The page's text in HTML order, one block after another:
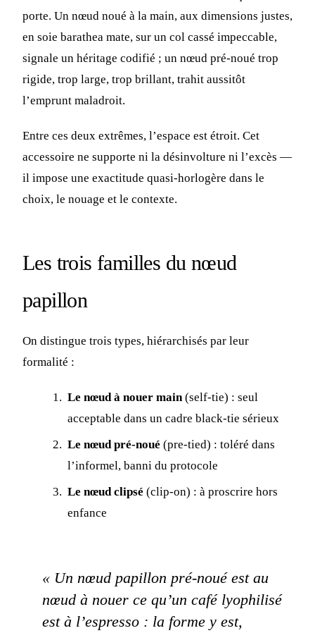
porte. Un nœud noué à la main, aux dimensions justes,
en soie barathea mate, sur un col cassé impeccable,
signale un héritage codifié ; un nœud pré-noué trop
rigide, trop large, trop brillant, trahit aussitôt
l’emprunt maladroit.
Entre ces deux extrêmes, l’espace est étroit. Cet
accessoire ne supporte ni la désinvolture ni l’excès —
il impose une exactitude quasi-horlogère dans le
choix, le nouage et le contexte.
Les trois familles du nœud
papillon
On distingue trois types, hiérarchisés par leur
formalité :
Le nœud à nouer main (self-tie) : seul
acceptable dans un cadre black-tie sérieux
Le nœud pré-noué (pre-tied) : toléré dans
l’informel, banni du protocole
Le nœud clipsé (clip-on) : à proscrire hors
enfance
« Un nœud papillon pré-noué est au
nœud à nouer ce qu’un café lyophilisé
est à l’espresso : la forme y est,